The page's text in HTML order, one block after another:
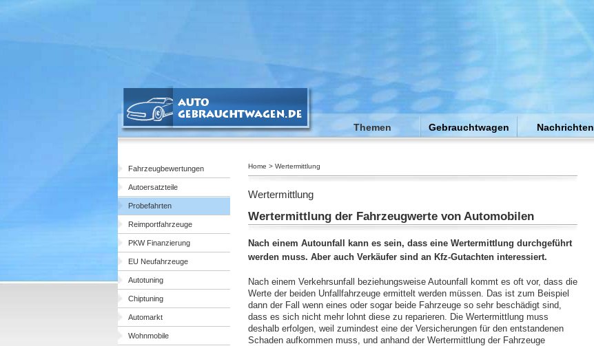
Themen Gebrauchtwagen Nachrichten
Fahrzeugbewertungen
Autoersatzteile
Probefahrten
Reimportfahrzeuge
PKW Finanzierung
EU Neufahrzeuge
Autotuning
Chiptuning
Automarkt
Wohnmobile
Home > Wertermittlung
Wertermittlung
Wertermittlung der Fahrzeugwerte von Automobilen
Nach einem Autounfall kann es sein, dass eine Wertermittlung durchgeführt
werden muss. Aber auch Verkäufer sind an Kfz-Gutachten interessiert.
Nach einem Verkehrsunfall beziehungsweise Autounfall kommt es oft vor, dass die
Werte der beiden Unfallfahrzeuge ermittelt werden müssen. Das ist zum Beispiel
dann der Fall wenn eines oder sogar beide Fahrzeuge so sehr beschädigt sind,
dass es sich nicht mehr lohnt diese zu reparieren. Die Wertermittlung muss
deshalb erfolgen, weil zumindest eine der Versicherungen für den entstandenen
Schaden aufkommen muss, und anhand der Wertermittlung der Fahrzeuge